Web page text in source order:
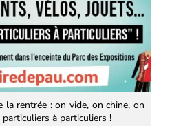
la rentrée : on vide, on chine, on
à particuliers !